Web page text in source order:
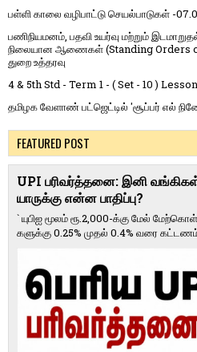
பள்ளி காலை வழிபாட்டு செயல்பாடுகள் -
பணிநியமனம், பதவி உயர்வு மற்றும்
நிலையான ஆணைகள் (Standing Orders
துறை உத்தரவு
4 & 5th Std - Term 1 - ( Set - 10 )
தமிழக வேளாண் பட்ஜெட்டில் 'சூப்பர் எல்
FEATURED POST
UPI பரிவர்த்தனை: இனி
யாருக்கு என்ன பாதிப்பு?
` யுபிஐ மூலம் ரூ.2,000-க்கு மேல்
களுக்கு 0.25% முதல் 0.4% வரை